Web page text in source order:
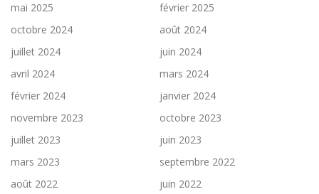
mai 2025
février 2025
octobre 2024
août 2024
juillet 2024
juin 2024
avril 2024
mars 2024
février 2024
janvier 2024
novembre 2023
octobre 2023
juillet 2023
juin 2023
mars 2023
septembre 2022
août 2022
juin 2022